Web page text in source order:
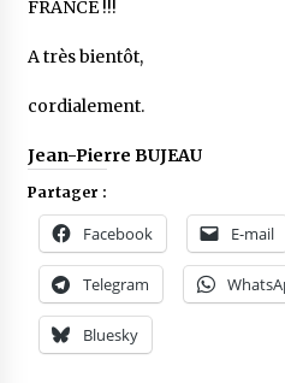
FRANCE !!!
A très bientôt,
cordialement.
Jean-Pierre BUJEAU
Partager :
Facebook E-mail
Telegram
Bluesky